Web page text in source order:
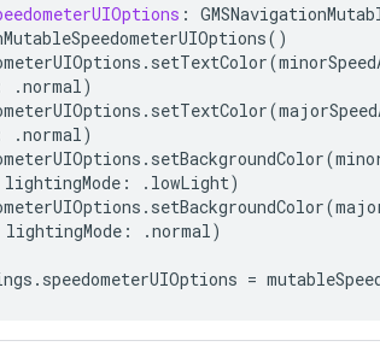
:
()
. setTextColor(
.normal)
. setTextColor(
.normal)
. setBackgroundColor(
lightingMode : . lowLight)
. setBackgroundColor(
lightingMode : .normal)
. speedometerUIOptions =